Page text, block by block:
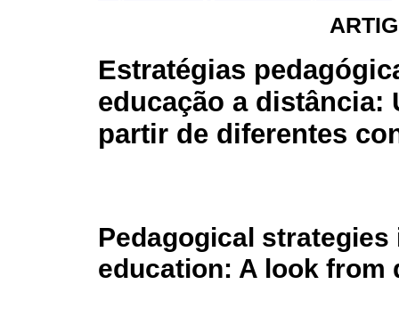
Estratégias
educação a distância:
partir de diferentes
Pedagogical strategies
education: A look from